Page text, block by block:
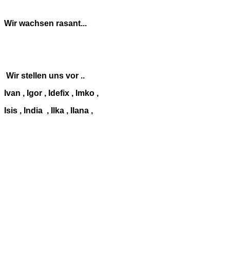
Wir wachsen rasant...
Wir stellen uns vor ..
Ivan , Igor , Idefix , Imko ,
Isis , India , Ilka , Ilana ,